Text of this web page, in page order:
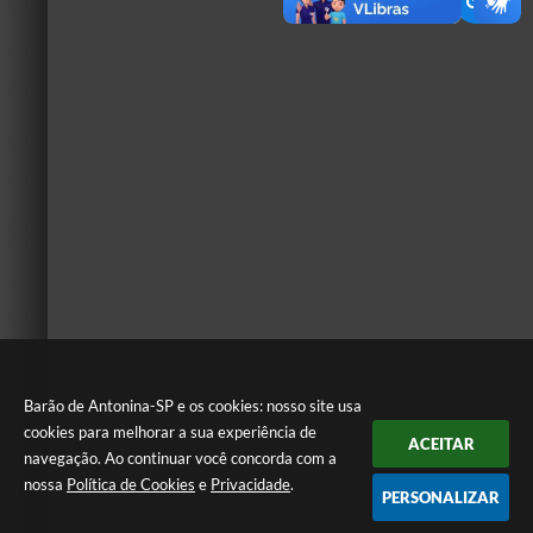
Barão de Antonina-SP e os cookies: nosso site usa
cookies para melhorar a sua experiência de
navegação. Ao continuar você concorda com a
nossa Política de Cookies e Privacidade.
ACEITAR
PERSONALIZAR